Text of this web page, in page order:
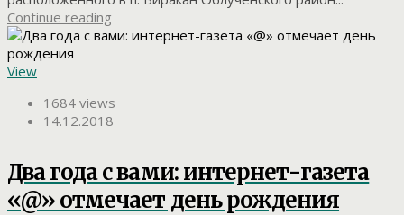
Continue reading
View
1684 views
14.12.2018
Два года с вами: интернет-газета
«@» отмечает день рождения